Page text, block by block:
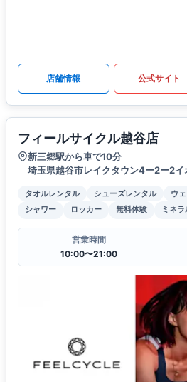
店舗情報 公式サイト
フィールサイクル越谷店
新三郷駅から車で10分
埼玉県越谷市レイクタウン4ー2ー2
タオルレンタル シューズレンタル ウ
シャワー
ロッカー 無料体験 ミネ
営業時間
10:00〜21:00